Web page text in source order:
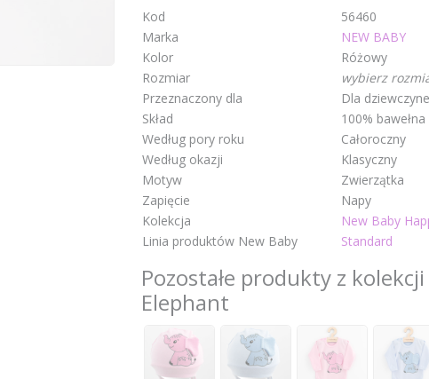
Kod
56460
Marka
NEW BABY
Kolor
Różowy
Rozmiar
wybierz
Przeznaczony dla
Dla
Skład
100% bawełna
Według pory roku
Całoroczny
Według okazji
Klasyczny
Motyw
Zwierzątka
Zapięcie
Napy
Kolekcja
New Baby
Linia produktów New Baby
Standard
Pozostałe produkty z
Elephant